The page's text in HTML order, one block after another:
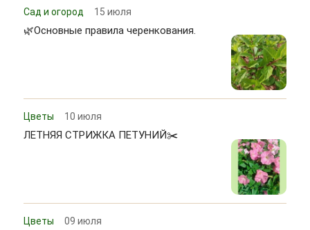
Сад и огород 15 июля
🌿Основные правила черенкования.
Цветы 10 июля
ЛЕТНЯЯ СТРИЖКА ПЕТУНИЙ✂️
Цветы 09 июля